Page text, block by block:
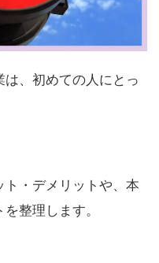
、初めての人にとっ
ト・デメリットや、本
整理します。